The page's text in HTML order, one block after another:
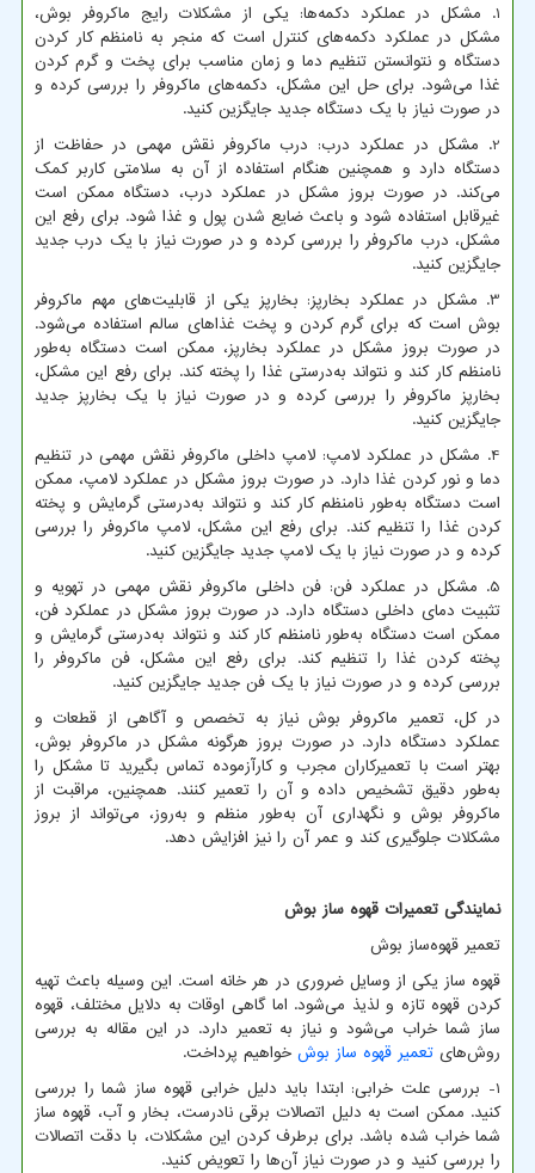
1. مشکل در عملکرد دکمه‌ها: یکی از مشکلات رایج ماکروفر بوش،
مشکل در عملکرد دکمه‌های کنترل است که منجر به نامنظم کار کردن
دستگاه و نتوانستن تنظیم دما و زمان مناسب برای پخت و گرم کردن
غذا می‌شود. برای حل این مشکل، دکمه‌های ماکروفر را بررسی کرده و
در صورت نیاز با یک دستگاه جدید جایگزین کنید.
2. مشکل در عملکرد درب: درب ماکروفر نقش مهمی در حفاظت از
دستگاه دارد و همچنین هنگام استفاده از آن به سلامتی کاربر کمک
می‌کند. در صورت بروز مشکل در عملکرد درب، دستگاه ممکن است
غیرقابل استفاده شود و باعث ضایع شدن پول و غذا شود. برای رفع این
مشکل، درب ماکروفر را بررسی کرده و در صورت نیاز با یک درب جدید
جایگزین کنید.
3. مشکل در عملکرد بخارپز: بخارپز یکی از قابلیت‌های مهم ماکروفر
بوش است که برای گرم کردن و پخت غذاهای سالم استفاده می‌شود.
در صورت بروز مشکل در عملکرد بخارپز، ممکن است دستگاه به‌طور
نامنظم کار کند و نتواند به‌درستی غذا را پخته کند. برای رفع این مشکل،
بخارپز ماکروفر را بررسی کرده و در صورت نیاز با یک بخارپز جدید
جایگزین کنید.
4. مشکل در عملکرد لامپ: لامپ داخلی ماکروفر نقش مهمی در تنظیم
دما و نور کردن غذا دارد. در صورت بروز مشکل در عملکرد لامپ، ممکن
است دستگاه به‌طور نامنظم کار کند و نتواند به‌درستی گرمایش و پخته
کردن غذا را تنظیم کند. برای رفع این مشکل، لامپ ماکروفر را بررسی
کرده و در صورت نیاز با یک لامپ جدید جایگزین کنید.
5. مشکل در عملکرد فن: فن داخلی ماکروفر نقش مهمی در تهویه و
تثبیت دمای داخلی دستگاه دارد. در صورت بروز مشکل در عملکرد فن،
ممکن است دستگاه به‌طور نامنظم کار کند و نتواند به‌درستی گرمایش و
پخته کردن غذا را تنظیم کند. برای رفع این مشکل، فن ماکروفر را
بررسی کرده و در صورت نیاز با یک فن جدید جایگزین کنید.
در کل، تعمیر ماکروفر بوش نیاز به تخصص و آگاهی از قطعات و
عملکرد دستگاه دارد. در صورت بروز هرگونه مشکل در ماکروفر بوش،
بهتر است با تعمیرکاران مجرب و کارآزموده تماس بگیرید تا مشکل را
به‌طور دقیق تشخیص داده و آن را تعمیر کنند. همچنین، مراقبت از
ماکروفر بوش و نگهداری آن به‌طور منظم و به‌روز، می‌تواند از بروز
مشکلات جلوگیری کند و عمر آن را نیز افزایش دهد.
نمایندگی تعمیرات قهوه ساز بوش
تعمیر قهوه‌ساز بوش
قهوه ساز یکی از وسایل ضروری در هر خانه است. این وسیله باعث تهیه
کردن قهوه تازه و لذیذ می‌شود. اما گاهی اوقات به دلایل مختلف، قهوه
ساز شما خراب می‌شود و نیاز به تعمیر دارد. در این مقاله به بررسی
روش‌های تعمیر قهوه ساز بوش خواهیم پرداخت.
1- بررسی علت خرابی: ابتدا باید دلیل خرابی قهوه ساز شما را بررسی
کنید. ممکن است به دلیل اتصالات برقی نادرست، بخار و آب، قهوه ساز
شما خراب شده باشد. برای برطرف کردن این مشکلات، با دقت اتصالات
را بررسی کنید و در صورت نیاز آن‌ها را تعویض کنید.